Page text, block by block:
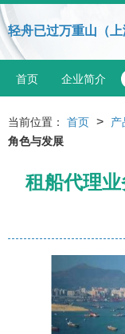
轻舟已过万重山（
首页 企业简介
当前位置： 首页 > 产
角色与发展
租船代理